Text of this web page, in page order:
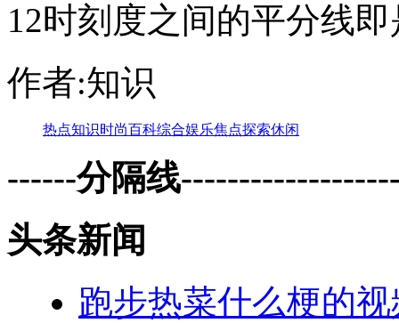
12时刻度之间的平分线
作者:知识
热点知识时尚百科综合娱乐焦点探索休闲
------分隔线
头条新闻
跑步热菜什么梗的视